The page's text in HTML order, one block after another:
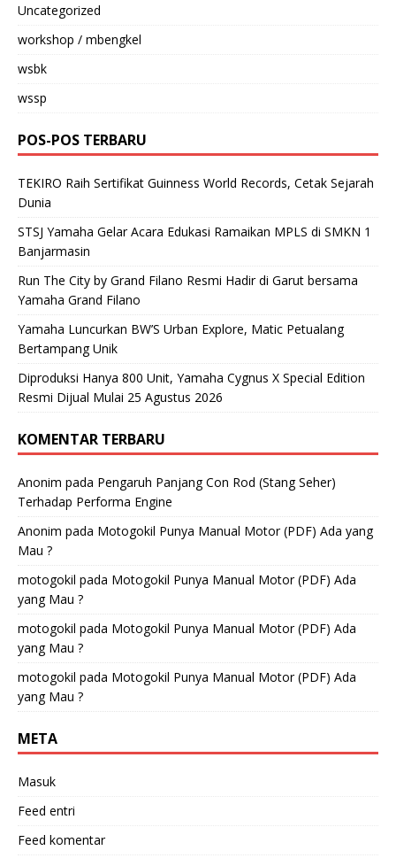
Uncategorized
workshop / mbengkel
wsbk
wssp
POS-POS TERBARU
TEKIRO Raih Sertifikat Guinness World Records, Cetak Sejarah
Dunia
STSJ Yamaha Gelar Acara Edukasi Ramaikan MPLS di SMKN 1
Banjarmasin
Run The City by Grand Filano Resmi Hadir di Garut bersama
Yamaha Grand Filano
Yamaha Luncurkan BW’S Urban Explore, Matic Petualang
Bertampang Unik
Diproduksi Hanya 800 Unit, Yamaha Cygnus X Special Edition
Resmi Dijual Mulai 25 Agustus 2026
KOMENTAR TERBARU
Anonim pada Pengaruh Panjang Con Rod (Stang Seher)
Terhadap Performa Engine
Anonim pada Motogokil Punya Manual Motor (PDF) Ada yang
Mau ?
motogokil pada Motogokil Punya Manual Motor (PDF) Ada
yang Mau ?
motogokil pada Motogokil Punya Manual Motor (PDF) Ada
yang Mau ?
motogokil pada Motogokil Punya Manual Motor (PDF) Ada
yang Mau ?
META
Masuk
Feed entri
Feed komentar